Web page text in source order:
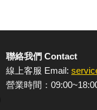
聯絡我們 Contact
線上客服 Email:
營業時間：